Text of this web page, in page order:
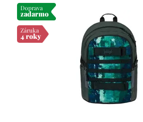
Doprava
zadarmo
Záruka
4 roky